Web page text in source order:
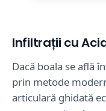
Infiltrații cu
Dacă boala se află
prin metode
articulară ghidată